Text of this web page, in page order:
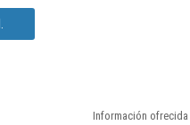
Información